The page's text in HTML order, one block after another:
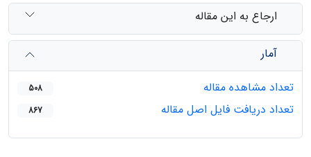
ارجاع به این مقاله
آمار
تعداد مشاهده مقاله
508
تعداد دریافت فایل اصل مقاله 867